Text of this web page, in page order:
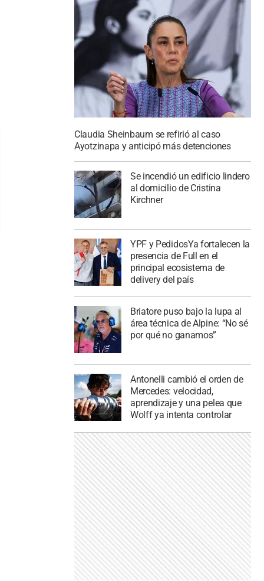
Claudia Sheinbaum se refirió al caso
Ayotzinapa y anticipó más detenciones
Se incendió un edificio lindero
al domicilio de Cristina
Kirchner
YPF y PedidosYa fortalecen la
presencia de Full en el
principal ecosistema de
delivery del país
Briatore puso bajo la lupa al
área técnica de Alpine: “No sé
por qué no ganamos”
Antonelli cambió el orden de
Mercedes: velocidad,
aprendizaje y una pelea que
Wolff ya intenta controlar